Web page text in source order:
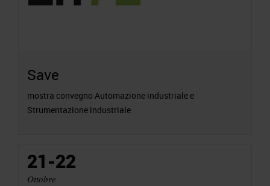
Save
mostra convegno Automazione industriale e
Strumentazione industriale
21-22
Ottobre